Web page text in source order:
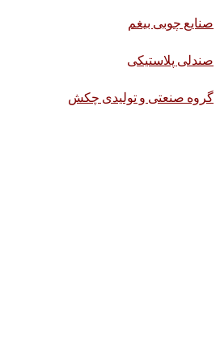
صنایع چوبی بیغم
صندلی پلاستیکی
گروه صنعتی و تولیدی چکش